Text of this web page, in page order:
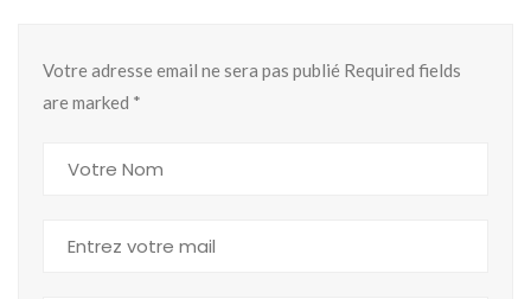
Votre adresse email ne sera pas publié Required fields
are marked *